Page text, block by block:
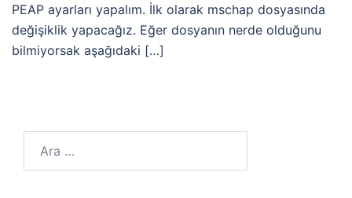
PEAP ayarları yapalım. İlk olarak mschap dosyasında
değişiklik yapacağız. Eğer dosyanın nerde olduğunu
bilmiyorsak aşağıdaki […]